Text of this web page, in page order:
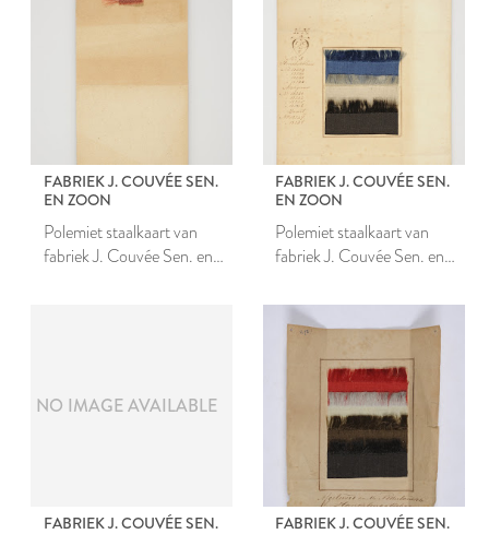
FABRIEK J. COUVÉE SEN.
EN ZOON
Polemiet staalkaart van
fabriek J. Couvée Sen. en
FABRIEK J. COUVÉE SEN.
EN ZOON
Polemiet staalkaart van
fabriek J. Couvée Sen. en
NO IMAGE AVAILABLE
FABRIEK J. COUVÉE SEN.
FABRIEK J. COUVÉE SEN.